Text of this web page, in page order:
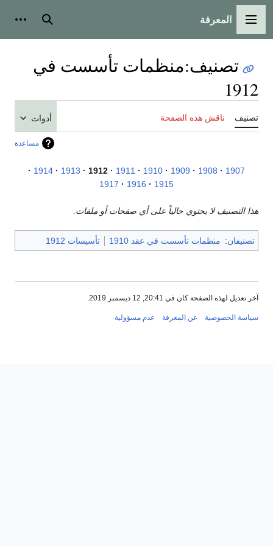
القائمة الرئيسية
المعرفة بحث
تصنيف:منظمات تأسست في
1912
تصنيف ناقش هذه الصفحة أدوات
مساعدة
1907
1908
1909
1910
1911
1912
1913
1914
1915
1916
1917
هذا التصنيف لا يحتوي حالياً على أي صفحات أو ملفات.
تصنيفان: منظمات تأسست في عقد 1910 تأسيسات 1912
آخر تعديل لهذه الصفحة كان في 20:41, 12 ديسمبر 2019.
سياسة الخصوصية عن المعرفة عدم مسؤولية